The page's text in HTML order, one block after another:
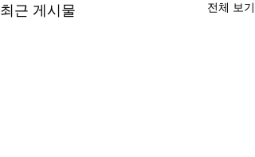
최근 게시물 전체 보기